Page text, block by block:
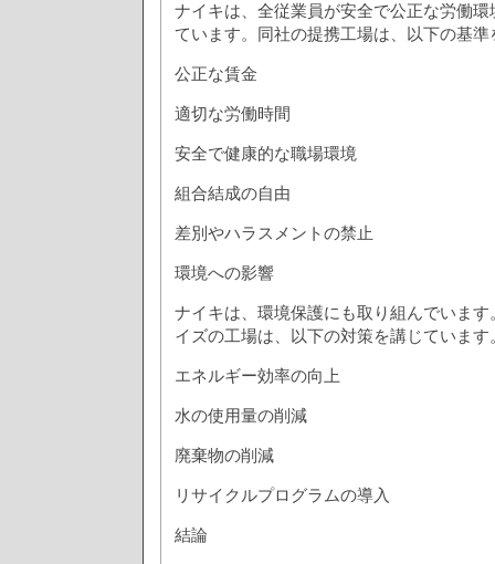
ナイキは、全従業員が安全で公正な労働
ています。同社の提携工場は、以下の基
公正な賃金
適切な労働時間
安全で健康的な職場環境
組合結成の自由
差別やハラスメントの禁止
環境への影響
ナイキは、環境保護にも取り組んでいま
イズの工場は、以下の対策を講じています
エネルギー効率の向上
水の使用量の削減
廃棄物の削減
リサイクルプログラムの導入
結論